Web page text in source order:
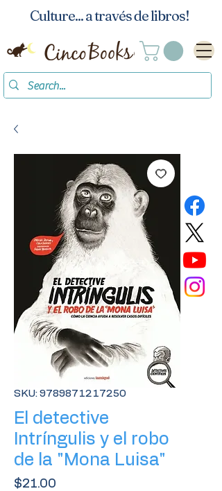
Culture... a través de libros!
SKU: 9789871217250
El detective
Intríngulis y el robo
de la "Mona Luisa"
$21.00